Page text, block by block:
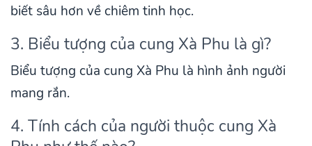
biết sâu hơn về chiêm tinh học.
3. Biểu tượng của cung Xà Phu là gì?
Biểu tượng của cung Xà Phu là hình ảnh người
mang rắn.
4. Tính cách của người thuộc cung Xà